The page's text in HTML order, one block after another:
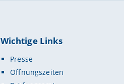
Wichtige Links
Presse
Öffnungszeiten